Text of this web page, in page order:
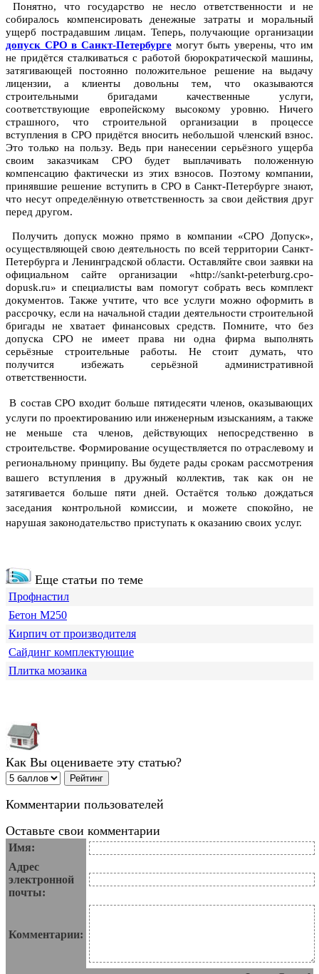
Понятно, что государство не несло ответственности и не
собиралось компенсировать денежные затраты и моральный
ущерб пострадавшим лицам. Теперь, получающие организации
допуск СРО в Санкт-Петербургемогут быть уверены, что им
не придётся сталкиваться с работой бюрократической машины,
затягивающей постоянно положительное решение на выдачу
лицензии, а клиенты довольны тем, что оказываются
строительными бригадами качественные услуги,
соответствующие европейскому высокому уровню. Ничего
страшного, что строительной организации в процессе
вступления в СРО придётся вносить небольшой членский взнос.
Это только на пользу. Ведь при нанесении серьёзного ущерба
своим заказчикам СРО будет выплачивать положенную
компенсацию фактически из этих взносов. Поэтому компании,
принявшие решение вступить в СРО в Санкт-Петербурге знают,
что несут определённую ответственность за свои действия друг
перед другом.
Получить допуск можно прямо в компании «СРО Допуск»,
осуществляющей свою деятельность по всей территории Санкт-
Петербурга и Ленинградской области. Оставляйте свои заявки на
официальном сайте организации «http://sankt-peterburg.cpo-
dopusk.ru» и специалисты вам помогут собрать весь комплект
документов. Также учтите, что все услуги можно оформить в
рассрочку, если на начальной стадии деятельности строительной
бригады не хватает финансовых средств. Помните, что без
допуска СРО не имеет права ни одна фирма выполнять
серьёзные строительные работы. Не стоит думать, что
получится избежать серьёзной административной
ответственности.
В состав СРО входит больше пятидесяти членов, оказывающих
услуги по проектированию или инженерным изысканиям, а также
не меньше ста членов, действующих непосредственно в
строительстве. Формирование осуществляется по отраслевому и
региональному принципу. Вы будете рады срокам рассмотрения
вашего вступления в дружный коллектив, так как он не
затягивается больше пяти дней. Остаётся только дождаться
заседания контрольной комиссии, и можете спокойно, не
нарушая законодательство приступать к оказанию своих услуг.
Еще статьи по теме
Профнастил
Бетон М250
Кирпич от производителя
Сайдинг комплектующие
Плитка мозаика
Как Вы оцениваете эту статью?
Комментарии пользователей
Оставьте свои комментарии
Имя:
Адрес
электронной
почты:
Комментарии: